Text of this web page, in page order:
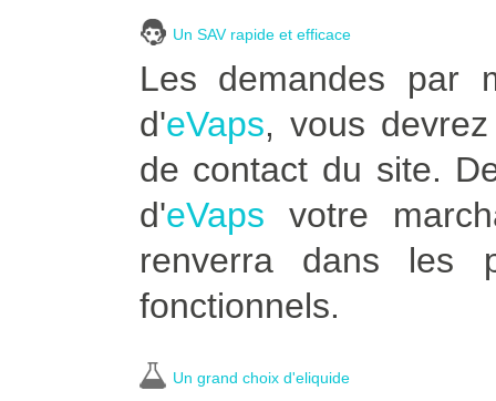
Un SAV rapide et efficace
Les demandes par
d'eVaps, vous
de contact du site.
d'eVaps votre
renverra dans les
fonctionnels.
Un grand choix d'eliquide